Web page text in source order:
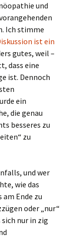
und
Ich stimme
ist ein
gutes, weil –
dass eine
ist. Dennoch
ein
die genau
besseres zu
zu
und wer
wie das
Ende zu
oder „nur“
nur in zig